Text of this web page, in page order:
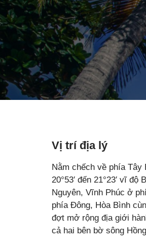
Vị trí địa lý
Nằm chếch về phía Tây
20°53′ đến 21°23′ vĩ
Nguyên, Vĩnh Phúc ở
phía Đông, Hòa Bình
đợt mở rộng địa giới
cả hai bên bờ sông